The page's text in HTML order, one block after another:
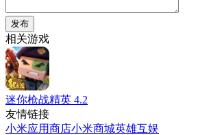
发布
相关游戏
迷你枪战精英 4.2
友情链接
小米应用商店小米商城英雄互娱